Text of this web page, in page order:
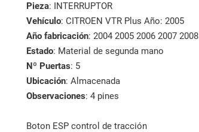
Pieza: INTERRUPTOR
Vehículo: CITROEN VTR Plus Año: 2005
Año fabricación: 2004 2005 2006 2007 2008
Estado: Material de segunda mano
Nº Puertas: 5
Ubicación: Almacenada
Observaciones: 4 pines
Boton ESP control de tracción